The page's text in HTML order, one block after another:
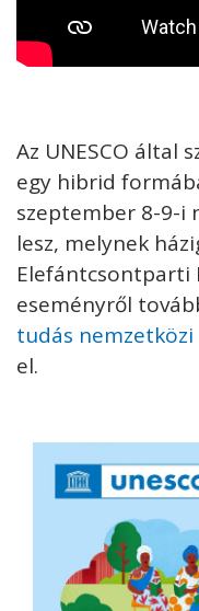
Az UNESCO által
egy hibrid
szeptember 8-9-i
lesz, melynek
Elefántcsontparti
eseményről
tudás
el.